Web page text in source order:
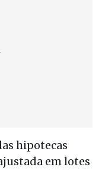
hipotecas
em lotes